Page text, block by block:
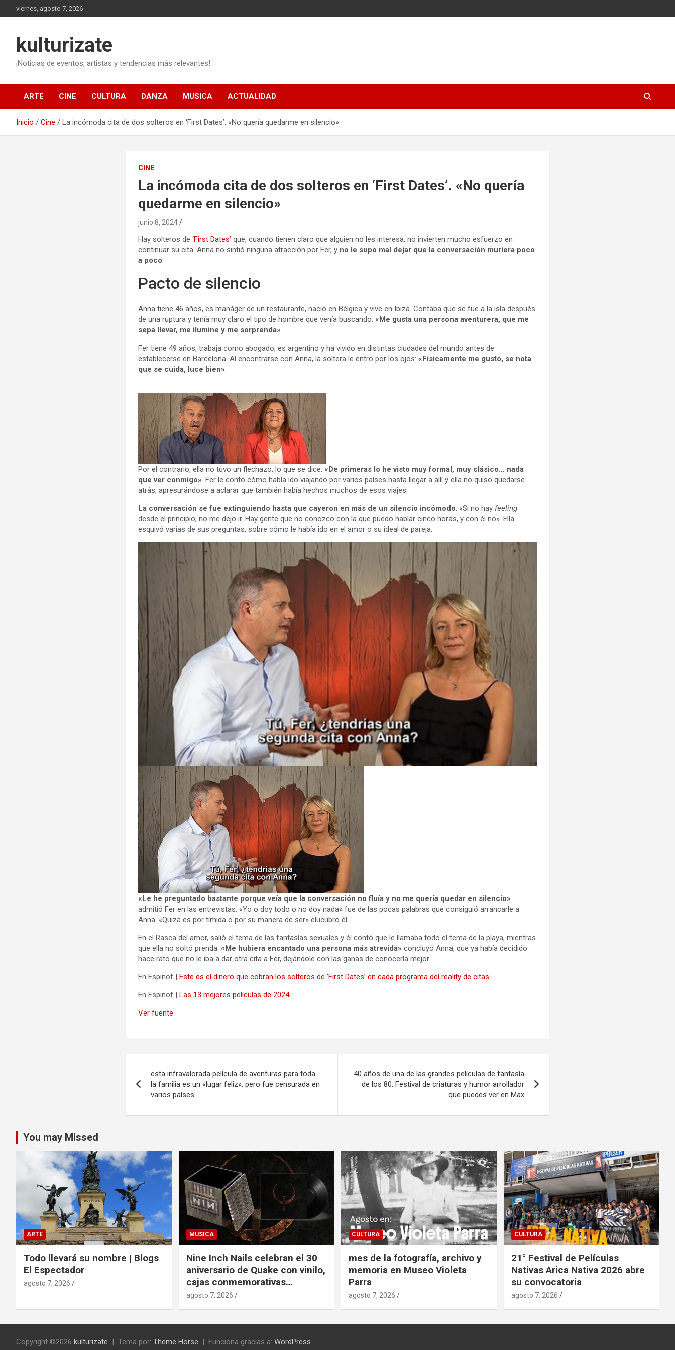
al
viernes, agosto 7, 2026
kulturizate
¡Noticias de eventos, artistas y tendencias más relevantes!
ARTE CINE CULTURA DANZA MUSICA ACTUALIDAD
Inicio Cine La incómoda cita de dos solteros en ‘First Dates’. «No quería quedarme en silencio»
CINE
La incómoda cita de dos solteros en ‘First Dates’. «No quería
quedarme en silencio»
junio 8, 2024
Hay solteros de‘First Dates’ que, cuando tienen claro que alguien no les interesa, no invierten mucho esfuerzo en
continuar su cita. Anna no sintió ninguna atracción por Fer, y no le supo mal dejar que la conversación muriera poco
a poco.
Pacto de silencio
Anna tiene 46 años, es manáger de un restaurante, nació en Bélgica y vive en Ibiza. Contaba que se fue a la isla después
de una ruptura y tenía muy claro el tipo de hombre que venía buscando:«Me gusta una persona aventurera, que me
sepa llevar, me ilumine y me sorprenda».
Fer tiene 49 años, trabaja como abogado, es argentino y ha vivido en distintas ciudades del mundo antes de
establecerse en Barcelona. Al encontrarse con Anna, la soltera le entró por los ojos:«Físicamente me gustó, se nota
que se cuida, luce bien».
Por el contrario, ella no tuvo un flechazo, lo que se dice: «De primeras lo he visto muy formal, muy clásico… nada
que ver conmigo». Fer le contó cómo había ido viajando por varios países hasta llegar a allí y ella no quiso quedarse
atrás, apresurándose a aclarar que también había hechos muchos de esos viajes.
La conversación se fue extinguiendo hasta que cayeron en más de un silencio incómodo: «Si no hay feeling
desde el principio, no me dejo ir. Hay gente que no conozco con la que puedo hablar cinco horas, y con él no». Ella
esquivó varias de sus preguntas, sobre cómo le había ido en el amor o su ideal de pareja.
«Le he preguntado bastante porque veía que la conversación no fluía y no me quería quedar en silencio»
admitió Fer en las entrevistas. «Yo o doy todo o no doy nada» fue de las pocas palabras que consiguió arrancarle a
Anna. «Quizá es por tímida o por su manera de ser» elucubró él.
En el Rasca del amor, salió el tema de las fantasías sexuales y él contó que le llamaba todo el tema de la playa, mientras
que ella no soltó prenda. «Me hubiera encantado una persona más atrevida» concluyó Anna, que ya había decidido
hace rato que no le iba a dar otra cita a Fer, dejándole con las ganas de conocerla mejor.
En Espinof |Este es el dinero que cobran los solteros de ‘First Dates’ en cada programa del reality de citas
En Espinof |Las 13 mejores películas de 2024
Ver fuente
de
entradas
esta infravalorada película de aventuras para toda
la familia es un «lugar feliz», pero fue censurada en
varios países
40 años de una de las grandes películas de fantasía
de los 80. Festival de criaturas y humor arrollador
que puedes ver en Max
You may Missed
ARTE
Todo llevará su nombre | Blogs
El Espectador
agosto 7, 2026
MUSICA
Nine Inch Nails celebran el 30
aniversario de Quake con vinilo,
cajas conmemorativas…
agosto 7, 2026
CULTURA
mes de la fotografía, archivo y
memoria en Museo Violeta
Parra
agosto 7, 2026
CULTURA
21° Festival de Películas
Nativas Arica Nativa 2026 abre
su convocatoria
agosto 7, 2026
Copyright ©2026 kulturizate Tema por: Theme Horse Funciona gracias a: WordPress